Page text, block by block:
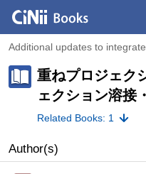
Additional updates to
重ねプロジェク
ェクション溶接
Related Books: 1
Author(s)